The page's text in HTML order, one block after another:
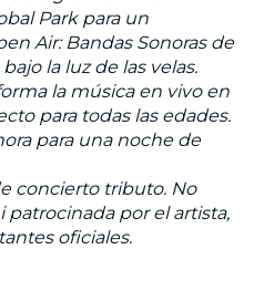
Park para un
Air: Bandas Sonoras de
la luz de las velas.
la música en vivo en
para todas las edades.
para una noche de
concierto tributo. No
patrocinada por el artista,
oficiales.